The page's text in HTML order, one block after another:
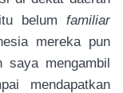
belum familiar
mereka pun
saya mengambil
mendapatkan